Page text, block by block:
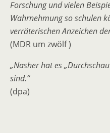
Forschung und vielen
Wahrnehmung so schulen
verräterischen Anzeichen
(MDR um zwölf )
„Nasher hat es
sind.“
(dpa)